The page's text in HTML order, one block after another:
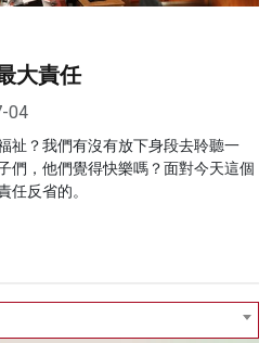
大責任
04
祉？我們有沒有放下身段去聆聽一
們，他們覺得快樂嗎？面對今天這個
任反省的。